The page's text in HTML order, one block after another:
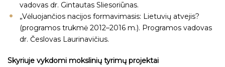
vadovas dr. Gintautas Sliesoriūnas.
„Vėluojančios nacijos formavimasis: Lietuvių atvejis?
(programos trukmė 2012–2016 m.). Programos vadovas
dr. Česlovas Laurinavičius.
Skyriuje vykdomi mokslinių tyrimų projektai